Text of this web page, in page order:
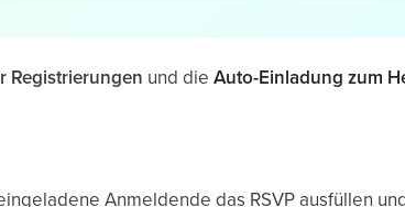
Registrierungen und die Auto-Einladung zum
Anmeldende das RSVP ausfüllen